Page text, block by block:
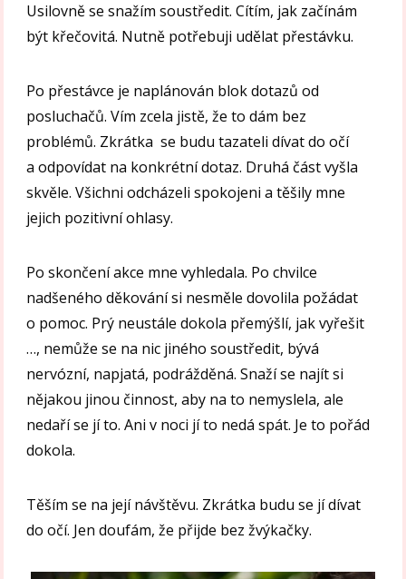
Usilovně se snažím soustředit. Cítím, jak začínám
být křečovitá. Nutně potřebuji udělat přestávku.
Po přestávce je naplánován blok dotazů od
posluchačů. Vím zcela jistě, že to dám bez
problémů. Zkrátka se budu tazateli dívat do očí
a odpovídat na konkrétní dotaz. Druhá část vyšla
skvěle. Všichni odcházeli spokojeni a těšily mne
jejich pozitivní ohlasy.
Po skončení akce mne vyhledala. Po chvilce
nadšeného děkování si nesměle dovolila požádat
o pomoc. Prý neustále dokola přemýšlí, jak vyřešit
…, nemůže se na nic jiného soustředit, bývá
nervózní, napjatá, podrážděná. Snaží se najít si
nějakou jinou činnost, aby na to nemyslela, ale
nedaří se jí to. Ani v noci jí to nedá spát. Je to pořád
dokola.
Těším se na její návštěvu. Zkrátka budu se jí dívat
do očí. Jen doufám, že přijde bez žvýkačky.